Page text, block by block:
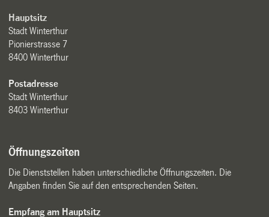
Hauptsitz
Stadt Winterthur
Pionierstrasse 7
8400 Winterthur
Postadresse
Stadt Winterthur
8403 Winterthur
Öffnungszeiten
Die Dienststellen haben unterschiedliche Öffnungszeiten. Die
Angaben finden Sie auf den entsprechenden Seiten.
Empfang am Hauptsitz